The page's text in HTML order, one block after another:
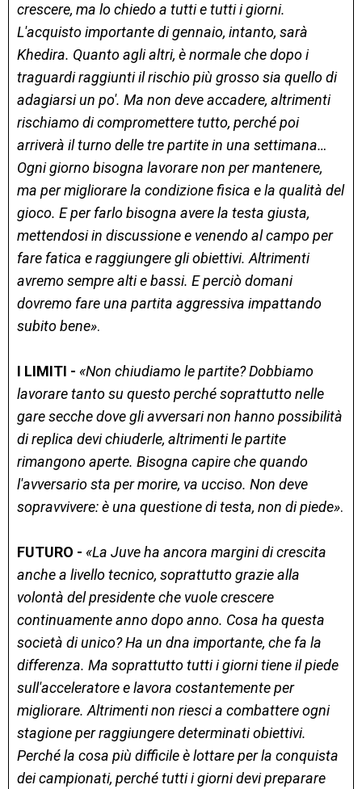
crescere, ma lo chiedo a tutti e tutti i giorni.
L'acquisto importante di gennaio, intanto, sarà
Khedira. Quanto agli altri, è normale che dopo i
traguardi raggiunti il rischio più grosso sia quello di
adagiarsi un po'. Ma non deve accadere, altrimenti
rischiamo di compromettere tutto, perché poi
arriverà il turno delle tre partite in una settimana…
Ogni giorno bisogna lavorare non per mantenere,
ma per migliorare la condizione fisica e la qualità del
gioco. E per farlo bisogna avere la testa giusta,
mettendosi in discussione e venendo al campo per
fare fatica e raggiungere gli obiettivi. Altrimenti
avremo sempre alti e bassi. E perciò domani
dovremo fare una partita aggressiva impattando
subito bene».
I LIMITI - «Non chiudiamo le partite? Dobbiamo
lavorare tanto su questo perché soprattutto nelle
gare secche dove gli avversari non hanno possibilità
di replica devi chiuderle, altrimenti le partite
rimangono aperte. Bisogna capire che quando
l'avversario sta per morire, va ucciso. Non deve
sopravvivere: è una questione di testa, non di piede».
FUTURO - «La Juve ha ancora margini di crescita
anche a livello tecnico, soprattutto grazie alla
volontà del presidente che vuole crescere
continuamente anno dopo anno. Cosa ha questa
società di unico? Ha un dna importante, che fa la
differenza. Ma soprattutto tutti i giorni tiene il piede
sull'acceleratore e lavora costantemente per
migliorare. Altrimenti non riesci a combattere ogni
stagione per raggiungere determinati obiettivi.
Perché la cosa più difficile è lottare per la conquista
dei campionati, perché tutti i giorni devi preparare